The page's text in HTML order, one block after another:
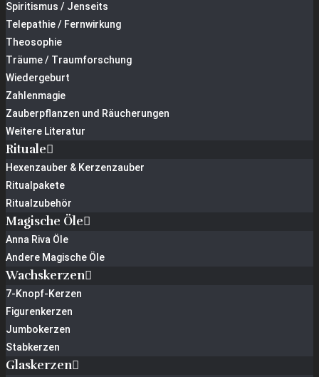
Spiritismus / Jenseits
Telepathie / Fernwirkung
Theosophie
Träume / Traumforschung
Wiedergeburt
Zahlenmagie
Zauberpflanzen und Räucherungen
Weitere Literatur
Rituale
Hexenzauber & Kerzenzauber
Ritualpakete
Ritualzubehör
Magische Öle
Anna Riva Öle
Andere Magische Öle
Wachskerzen
7-Knopf-Kerzen
Figurenkerzen
Jumbokerzen
Stabkerzen
Glaskerzen